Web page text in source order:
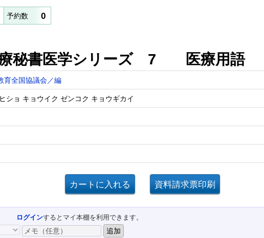
予約数 0
療秘書医学シリーズ 7 医療用語
育全国協議会／編
ショ キョウイク ゼンコク キョウギカイ
ログインするとマイ本棚を利用できます。